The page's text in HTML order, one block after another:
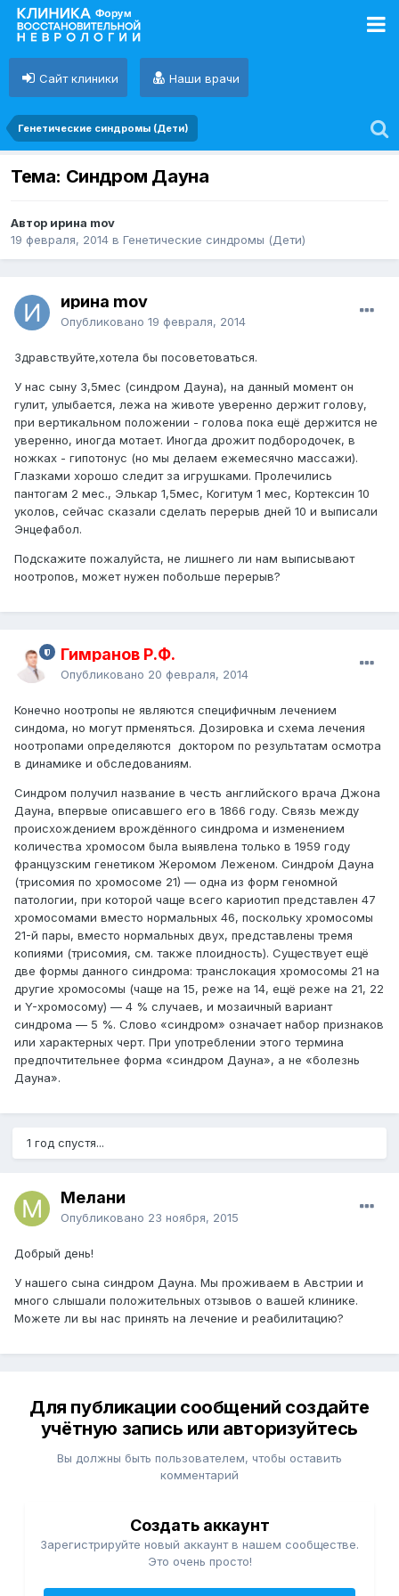
Сайт клиники Наши врачи
Генетические синдромы (Дети)
Тема: Синдром Дауна
Автор ирина mov
19 февраля, 2014 в Генетические синдромы (Дети)
ирина mov
Опубликовано 19 февраля, 2014
Здравствуйте,хотела бы посоветоваться.
У нас сыну 3,5мес (синдром Дауна), на данный момент он
гулит, улыбается, лежа на животе уверенно держит голову,
при вертикальном положении - голова пока ещё держится не
уверенно, иногда мотает. Иногда дрожит подбородочек, в
ножках - гипотонус (но мы делаем ежемесячно массажи).
Глазками хорошо следит за игрушками. Пролечились
пантогам 2 мес., Элькар 1,5мес, Когитум 1 мес, Кортексин 10
уколов, сейчас сказали сделать перерыв дней 10 и выписали
Энцефабол.
Подскажите пожалуйста, не лишнего ли нам выписывают
ноотропов, может нужен побольше перерыв?
Гимранов Р.Ф.
Опубликовано 20 февраля, 2014
Конечно ноотропы не являются специфичным лечением
синдома, но могут прменяться. Дозировка и схема лечения
ноотропами определяются доктором по результатам осмотра
в динамике и обследованиям.
Синдром получил название в честь английского врача Джона
Дауна, впервые описавшего его в 1866 году. Связь между
происхождением врождённого синдрома и изменением
количества хромосом была выявлена только в 1959 году
французским генетиком Жеромом Леженом. Синдро́м Дауна
(трисомия по хромосоме 21) — одна из форм геномной
патологии, при которой чаще всего кариотип представлен 47
хромосомами вместо нормальных 46, поскольку хромосомы
21-й пары, вместо нормальных двух, представлены тремя
копиями (трисомия, см. также плоидность). Существует ещё
две формы данного синдрома: транслокация хромосомы 21 на
другие хромосомы (чаще на 15, реже на 14, ещё реже на 21, 22
и Y-хромосому) — 4 % случаев, и мозаичный вариант
синдрома — 5 %. Слово «синдром» означает набор признаков
или характерных черт. При употреблении этого термина
предпочтительнее форма «синдром Дауна», а не «болезнь
Дауна».
1 год спустя...
Мелани
Опубликовано 23 ноября, 2015
Добрый день!
У нашего сына синдром Дауна. Мы проживаем в Австрии и
много слышали положительных отзывов о вашей клинике.
Можете ли вы нас принять на лечение и реабилитацию?
Для публикации сообщений создайте
учётную запись или авторизуйтесь
Вы должны быть пользователем, чтобы оставить
комментарий
Создать аккаунт
Зарегистрируйте новый аккаунт в нашем сообществе.
Это очень просто!